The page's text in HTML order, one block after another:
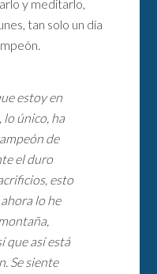
y meditarlo,
tan solo un día
estoy en
lo único, ha
de
el duro
esto
lo he
que así está
Se siente